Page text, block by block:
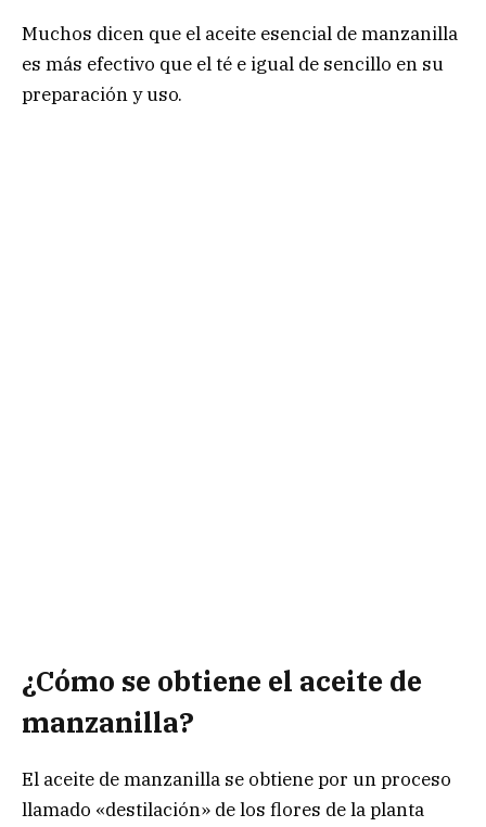
Muchos dicen que el aceite esencial de manzanilla
es más efectivo que el té e igual de sencillo en su
preparación y uso.
¿Cómo se obtiene el aceite de
manzanilla?
El aceite de manzanilla se obtiene por un proceso
llamado «destilación» de los flores de la planta